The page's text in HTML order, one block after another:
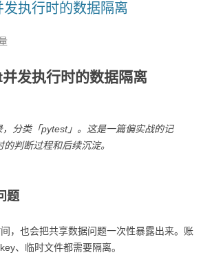
执行时的数据隔离
发执行时的数据隔离
分类「pytest」。这是一篇偏实战的记
判断过程和后续沉淀。
题
，也会把共享数据问题一次性暴露出来。账
、临时文件都需要隔离。